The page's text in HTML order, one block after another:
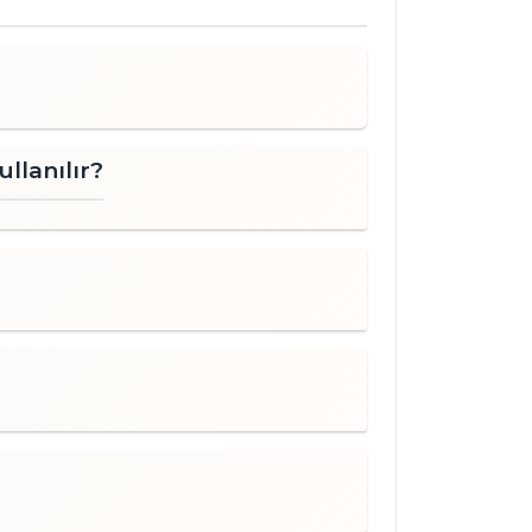
kokteyller misafirlere
Avantajları
Aynı zamanda içeceğin en dibine
sunar.
şeffaf seçenekleriyle sunulan bu
bir imaj yaratmaya yardımcı